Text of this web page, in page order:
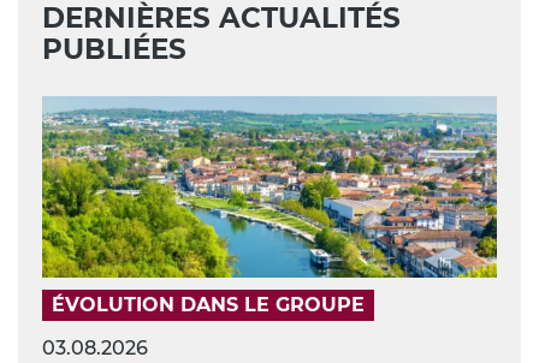
DERNIÈRES ACTUALITÉS
PUBLIÉES
ÉVOLUTION DANS LE GROUPE
03.08.2026